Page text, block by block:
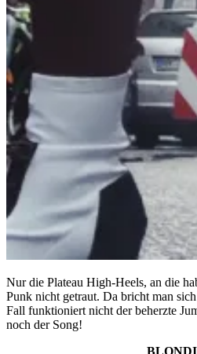
Nur die Plateau High-Heels, an die
Punk nicht getraut. Da bricht man
Fall funktioniert nicht der beherzte
noch der Song!